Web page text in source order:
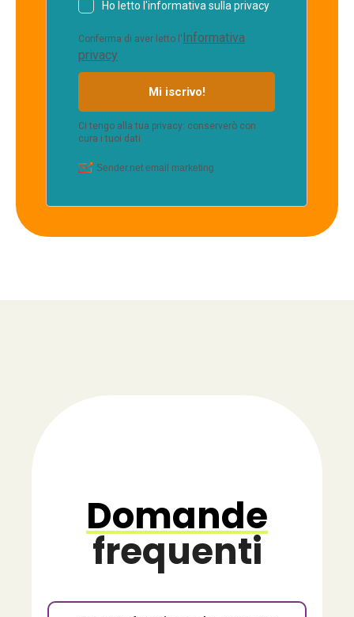
Domande
frequenti